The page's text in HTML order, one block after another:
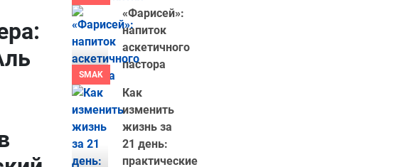
SMAK
«Фарисей»:
напиток
аскетичного
пастора
Как
изменить
жизнь за
21 день:
практические